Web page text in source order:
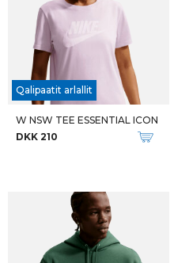
Qalipaatit arlallit
W NSW TEE ESSENTIAL ICON
DKK 210